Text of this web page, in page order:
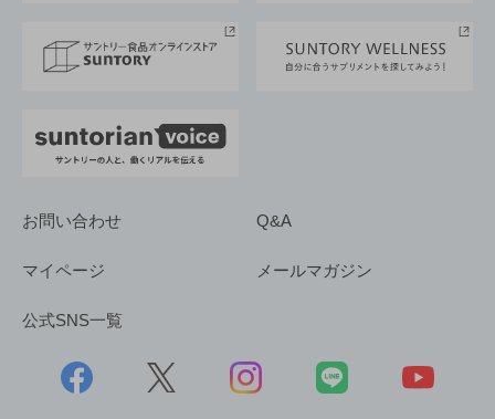
採用情報
お問い合わせ Q&A
マイページ メールマガジン
公式SNS一覧